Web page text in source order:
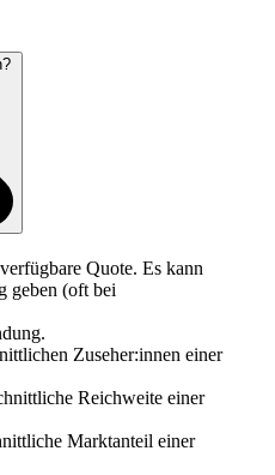
Quote. Es kann
geben (oft bei
Zuseher:innen einer
Reichweite einer
Marktanteil einer